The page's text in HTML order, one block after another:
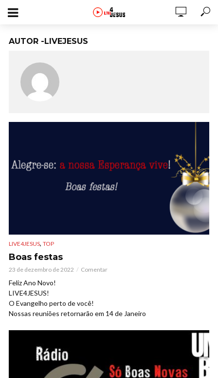
AUTOR -LIVEJESUS
LIVE4JESUS, TOP
Boas festas
23 de dezembro de 2022 Comentar
Feliz Ano Novo!
LIVE4JESUS!
O Evangelho perto de você!
Nossas reuniões retornarão em 14 de Janeiro